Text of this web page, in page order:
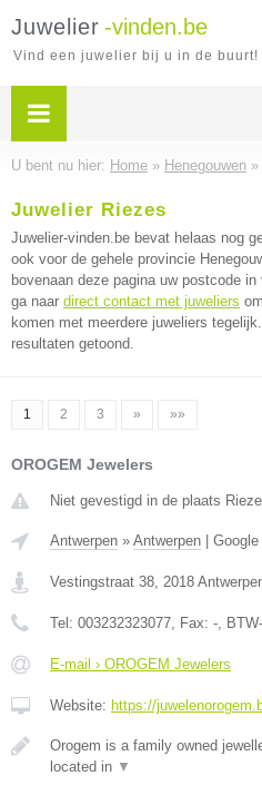
Juwelier -vinden.be
Vind een juwelier bij u in de buurt!
U bent nu hier: Home » Henegouwen »
Juwelier Riezes
Juwelier-vinden.be bevat helaas nog
ook voor de gehele provincie
bovenaan deze pagina uw postcode
ga naar direct contact met juweliers
komen met meerdere juweliers
resultaten getoond.
1 2 3 » »»
OROGEM Jewelers
Niet gevestigd in de plaats
Antwerpen » Antwerpen
Vestingstraat 38, 2018
Tel: 003232323077, Fax: -,
E-mail › OROGEM Jewelers
Website: https://
Orogem is a family owned
located in ▼